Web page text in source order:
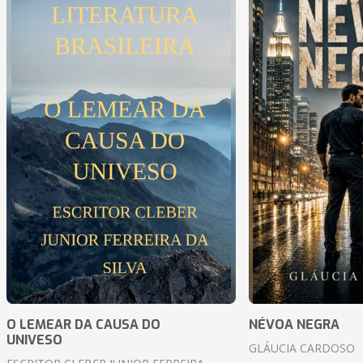
O LEMEAR DA CAUSA DO
UNIVESO
NÉVOA NEGRA
GLÁUCIA CARDOSO